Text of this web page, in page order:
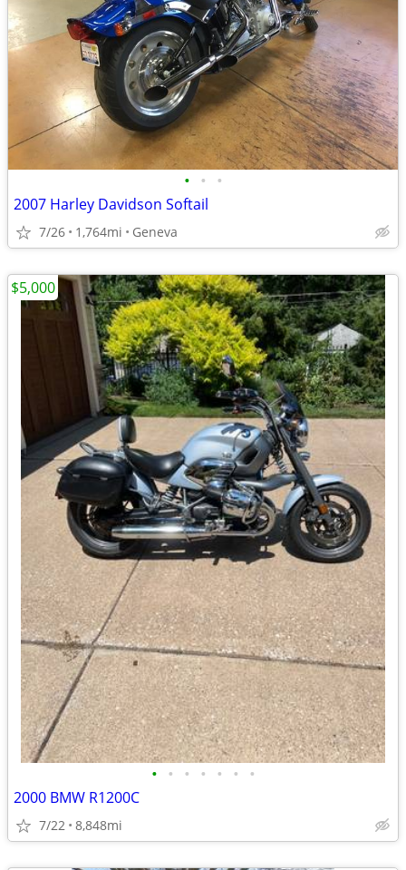
• • •
2007 Harley Davidson Softail
7/26 1,764mi Geneva
• • • • • • •
2000 BMW R1200C
7/22 8,848mi
$5,000